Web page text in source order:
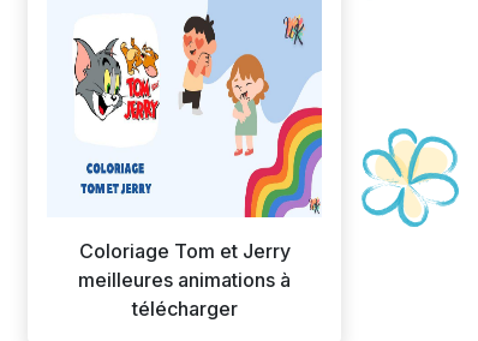
Coloriage Tom et Jerry
meilleures animations à
télécharger